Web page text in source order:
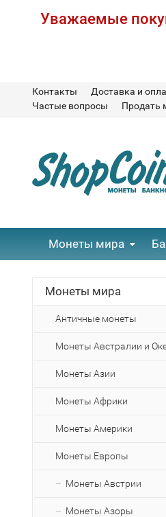
Уважаемые
Контакты Доставка и
Частые вопросы
Продать
Монеты мира
Монеты мира
Античные монеты
Монеты Австралии и
Монеты Азии
Монеты Африки
Монеты Америки
Монеты Европы
Монеты Австрии
Монеты Азоры